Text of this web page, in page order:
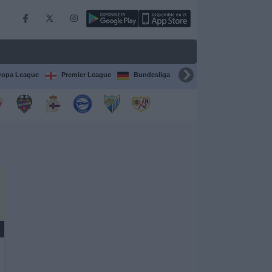
League Premier League Bundesliga Supercopa de España